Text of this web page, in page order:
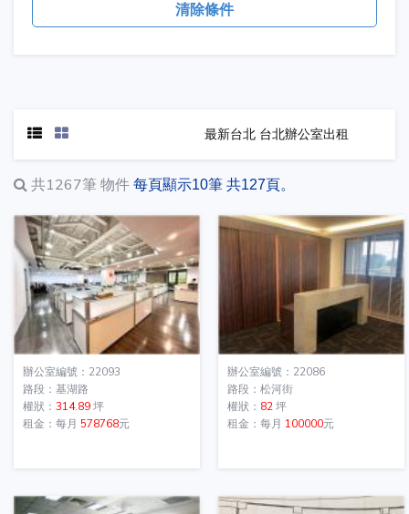
清除條件
最新台北 台北辦公室出租
共1267筆 物件 每頁顯示10筆 共127頁。
辦公室編號：22093
路段：基湖路
權狀： 314.89坪
租金：每月 578768元
辦公室編號：22086
路段：松河街
權狀： 82坪
租金：每月 100000元